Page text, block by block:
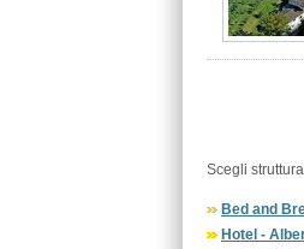
Scegli
Bed and
Hotel -